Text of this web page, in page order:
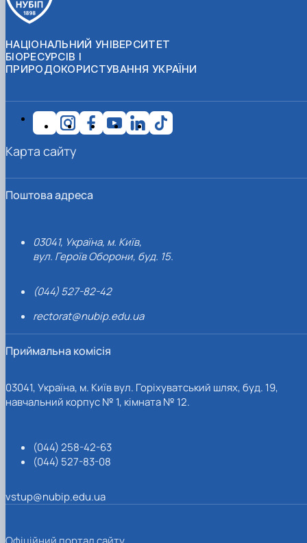
НАЦІОНАЛЬНИЙ УНІВЕРСИТЕТ
БІОРЕСУРСІВ І
ПРИРОДОКОРИСТУВАННЯ УКРАЇНИ
Поштова адреса
03041, Україна, м. Київ,
вул. Героїв Оборони, буд. 15.
(044) 527-82-42
rectorat@nubip.edu.ua
Приймальна комісія
03041, Україна, м. Київ вул. Горіхуватський шлях, буд. 19,
навчальний корпус № 1, кімната № 12.
(044) 258-42-63
(044) 527-83-08
vstup@nubip.edu.ua
Карта сайту